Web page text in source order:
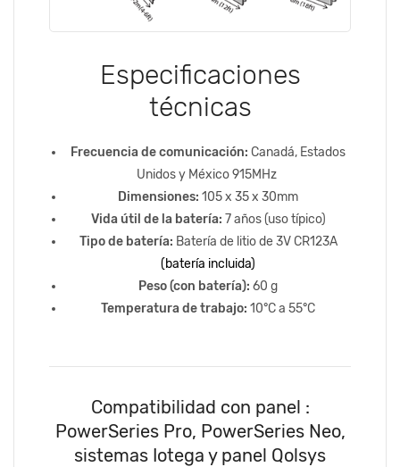
Especificaciones
técnicas
Frecuencia de comunicación: Canadá, Estados
Unidos y México 915MHz
Dimensiones: 105 x 35 x 30mm
Vida útil de la batería: 7 años (uso típico)
Tipo de batería: Batería de litio de 3V CR123A
(batería incluida)
Peso (con batería): 60 g
Temperatura de trabajo: 10°C a 55°C
Compatibilidad con panel :
PowerSeries Pro, PowerSeries Neo,
sistemas Iotega y panel Qolsys